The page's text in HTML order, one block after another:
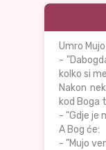
Umro
-
kolko si
Nakon
kod Boga
- "Gdje je
A Bog će:
- "Mujo